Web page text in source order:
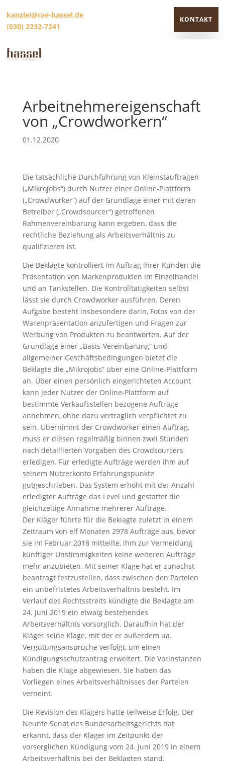
kanzlei@rae-hassel.de
(030) 2232-7241
KONTAKT
Arbeitnehmereigenschaft
von „Crowdworkern“
01.12.2020
Die tatsächliche Durchführung von Kleinstaufträgen
(„Mikrojobs“) durch Nutzer einer Online-Plattform
(„Crowdworker“) auf der Grundlage einer mit deren
Betreiber („Crowdsourcer“) getroffenen
Rahmenvereinbarung kann ergeben, dass die
rechtliche Beziehung als Arbeitsverhältnis zu
qualifizieren ist.
Die Beklagte kontrolliert im Auftrag ihrer Kunden die
Präsentation von Markenprodukten im Einzelhandel
und an Tankstellen. Die Kontrolltätigkeiten selbst
lässt sie durch Crowdworker ausführen. Deren
Aufgabe besteht insbesondere darin, Fotos von der
Warenpräsentation anzufertigen und Fragen zur
Werbung von Produkten zu beantworten. Auf der
Grundlage einer „Basis-Vereinbarung“ und
allgemeiner Geschäftsbedingungen bietet die
Beklagte die „Mikrojobs“ über eine Online-Plattform
an. Über einen persönlich eingerichteten Account
kann jeder Nutzer der Online-Plattform auf
bestimmte Verkaufsstellen bezogene Aufträge
annehmen, ohne dazu vertraglich verpflichtet zu
sein. Übernimmt der Crowdworker einen Auftrag,
muss er diesen regelmäßig binnen zwei Stunden
nach detaillierten Vorgaben des Crowdsourcers
erledigen. Für erledigte Aufträge werden ihm auf
seinem Nutzerkonto Erfahrungspunkte
gutgeschrieben. Das System erhöht mit der Anzahl
erledigter Aufträge das Level und gestattet die
gleichzeitige Annahme mehrerer Aufträge.
Der Kläger führte für die Beklagte zuletzt in einem
Zeitraum von elf Monaten 2978 Aufträge aus, bevor
sie im Februar 2018 mitteilte, ihm zur Vermeidung
künftiger Unstimmigkeiten keine weiteren Aufträge
mehr anzubieten. Mit seiner Klage hat er zunächst
beantragt festzustellen, dass zwischen den Parteien
ein unbefristetes Arbeitsverhältnis besteht. Im
Verlauf des Rechtsstreits kündigte die Beklagte am
24. Juni 2019 ein etwaig bestehendes
Arbeitsverhältnis vorsorglich. Daraufhin hat der
Kläger seine Klage, mit der er außerdem ua.
Vergütungsansprüche verfolgt, um einen
Kündigungsschutzantrag erweitert. Die Vorinstanzen
haben die Klage abgewiesen. Sie haben das
Vorliegen eines Arbeitsverhältnisses der Parteien
verneint.
Die Revision des Klägers hatte teilweise Erfolg. Der
Neunte Senat des Bundesarbeitsgerichts hat
erkannt, dass der Kläger im Zeitpunkt der
vorsorglichen Kündigung vom 24. Juni 2019 in einem
Arbeitsverhältnis bei der Beklagten stand.